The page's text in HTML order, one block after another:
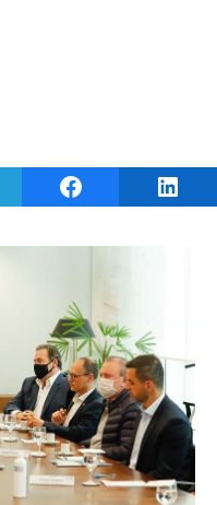
on TelegramShare on Facebook